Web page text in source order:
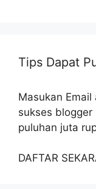
Tips Dapat
Masukan
sukses blogger
puluhan juta
DAFTAR